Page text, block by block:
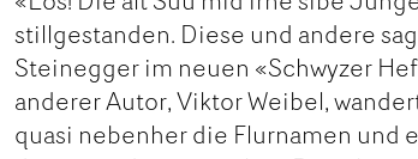
stillgestanden. Diese und andere
Steinegger im neuen «Schwyzer
anderer Autor, Viktor Weibel,
quasi nebenher die Flurnamen